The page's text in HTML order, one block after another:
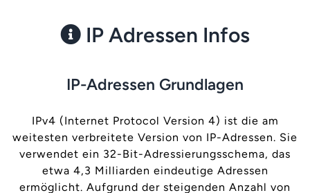
IP Adressen Infos
IP-Adressen Grundlagen
IPv4 (Internet Protocol Version 4) ist die am
weitesten verbreitete Version von IP-Adressen. Sie
verwendet ein 32-Bit-Adressierungsschema, das
etwa 4,3 Milliarden eindeutige Adressen
ermöglicht. Aufgrund der steigenden Anzahl von